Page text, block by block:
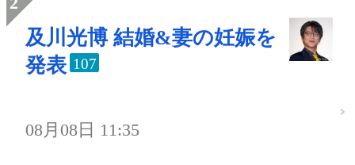
及川光博 結婚&妻の妊娠を
発表 107
08月08日 11:35